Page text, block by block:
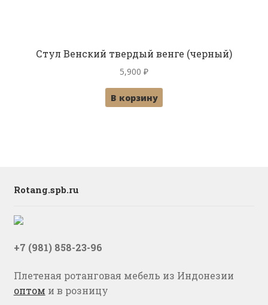
Стул Венский твердый венге (черный)
5,900 ₽
В корзину
Rotang.spb.ru
+7 (981) 858-23-96
Плетеная ротанговая мебель из Индонезии
оптом и в розницу